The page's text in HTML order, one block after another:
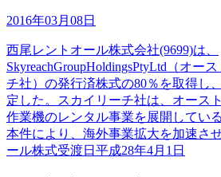
2016年03月08日
西尾レントオール株式会社(9699)は、
SkyreachGroupHoldingsPtyLtd（オー
チ社）の発行済株式の80％を取得し
定した。スカイリーチ社は、オース
作業機のレンタル事業を展開してい
本件により、海外事業拡大を加速さ
ール株式受渡日平成28年4月1日